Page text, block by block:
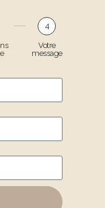
4
Votre
message